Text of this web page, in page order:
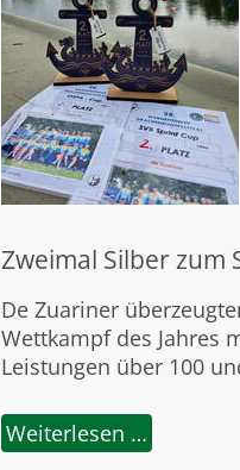
Zweimal Silber zum
De Zuariner
Wettkampf des Jahres
Leistungen über 100
Weiterlesen …